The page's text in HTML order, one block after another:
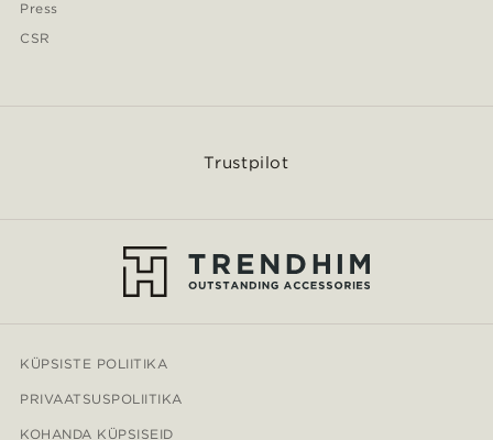
Press
CSR
Trustpilot
KÜPSISTE POLIITIKA
PRIVAATSUSPOLIITIKA
KOHANDA KÜPSISEID